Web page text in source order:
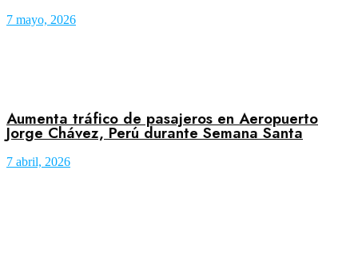
7 mayo, 2026
Aumenta tráfico de pasajeros en Aeropuerto
Jorge Chávez, Perú durante Semana Santa
7 abril, 2026